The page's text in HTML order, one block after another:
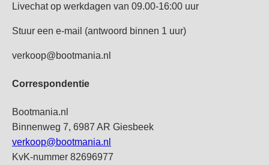
Livechat op werkdagen van 09.00-16:00 uur
Stuur een e-mail (antwoord binnen 1 uur)
verkoop@bootmania.nl
Correspondentie
Bootmania.nl
Binnenweg 7, 6987 AR Giesbeek
verkoop@bootmania.nl
KvK-nummer 82696977